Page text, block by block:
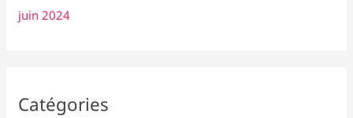
juin 2024
Catégories